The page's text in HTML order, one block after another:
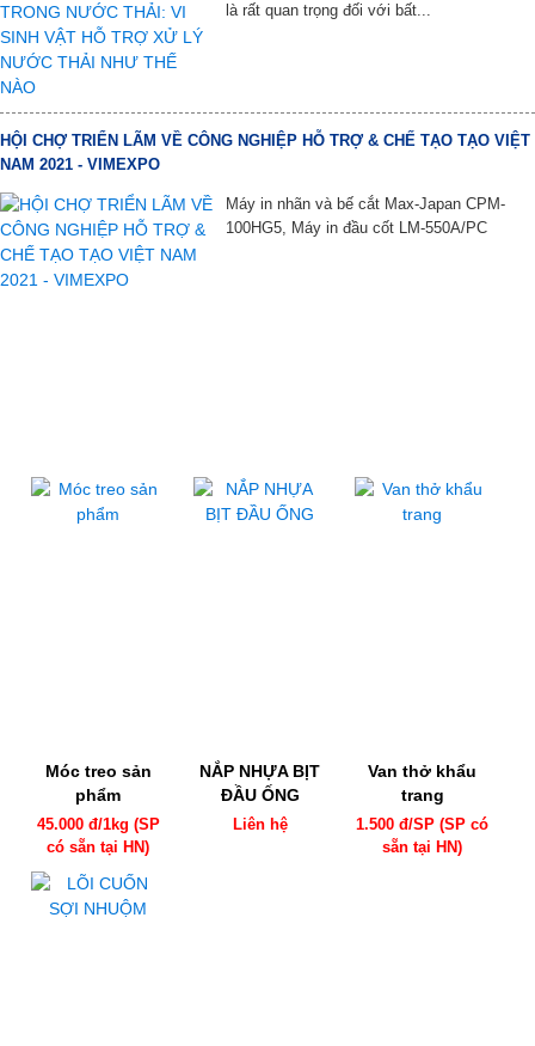
là rất quan trọng đối với bất...
HỘI CHỢ TRIỂN LÃM VỀ CÔNG NGHIỆP HỖ TRỢ & CHẾ TẠO TẠO VIỆT
NAM 2021 - VIMEXPO
Máy in nhãn và bế cắt Max-Japan CPM-
100HG5, Máy in đầu cốt LM-550A/PC
Móc treo sản
phẩm
45.000 đ/1kg (SP
có sẵn tại HN)
NẮP NHỰA BỊT
ĐẦU ỐNG
Liên hệ
Van thở khẩu
trang
1.500 đ/SP (SP có
sẵn tại HN)